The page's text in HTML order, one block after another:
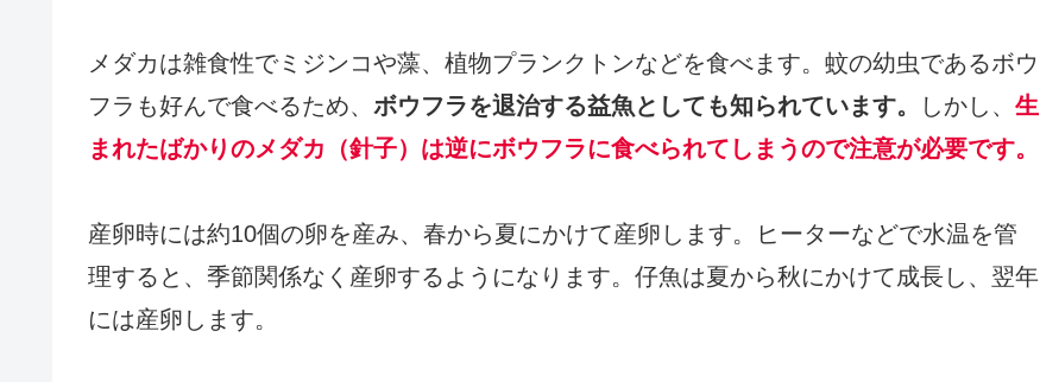
メダカは雑食性でミジンコや藻、植物プランクトンなどを食べます。蚊の幼虫であるボウ
フラも好んで食べるため、 ボウフラを退治する益魚としても知られています。 しかし、 生
まれたばかりのメダカ（針子）は逆にボウフラに食べられてしまうので注意が必要です。
産卵時には約10個の卵を産み、春から夏にかけて産卵します。ヒーターなどで水温を管
理すると、季節関係なく産卵するようになります。仔魚は夏から秋にかけて成長し、翌年
には産卵します。